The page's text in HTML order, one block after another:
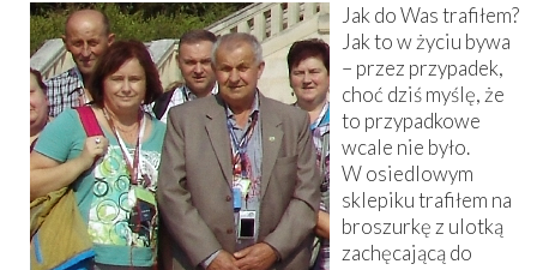
Jak do Was trafiłem?
Jak to w życiu bywa
– przez przypadek,
choć dziś myślę, że
to przypadkowe
wcale nie było.
W osiedlowym
sklepiku trafiłem na
broszurkę z ulotką
zachęcającą do